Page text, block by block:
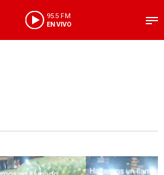
95.5 FM
EN VIVO